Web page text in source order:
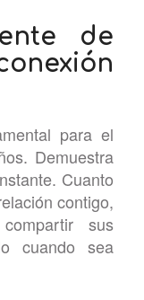
de
para el
Demuestra
Cuanto
contigo,
sus
cuando sea